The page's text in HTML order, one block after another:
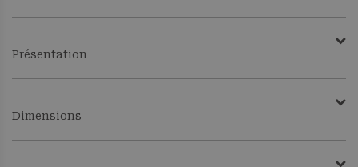
Présentation
Dimensions